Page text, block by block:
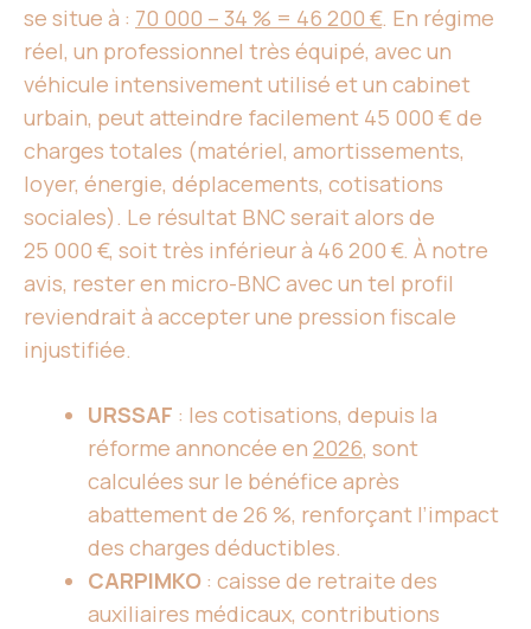
se situe à : 70 000 – 34 % = 46 200 €. En régime
réel, un professionnel très équipé, avec un
véhicule intensivement utilisé et un cabinet
urbain, peut atteindre facilement 45 000 € de
charges totales (matériel, amortissements,
loyer, énergie, déplacements, cotisations
sociales). Le résultat BNC serait alors de
25 000 €, soit très inférieur à 46 200 €. À notre
avis, rester en micro-BNC avec un tel profil
reviendrait à accepter une pression fiscale
injustifiée.
URSSAF : les cotisations, depuis la
réforme annoncée en 2026, sont
calculées sur le bénéfice après
abattement de 26 %, renforçant l’impact
des charges déductibles.
CARPIMKO : caisse de retraite des
auxiliaires médicaux, contributions